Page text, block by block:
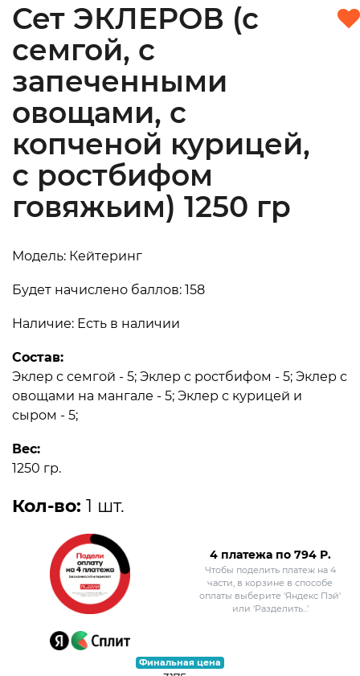
Сет ЭКЛЕРОВ (с
семгой, с
запеченными
овощами, с
копченой курицей,
с ростбифом
говяжьим) 1250 гр
Модель: Кейтеринг
Будет начислено баллов: 158
Наличие: Есть в наличии
Состав:
Эклер с семгой - 5; Эклер с ростбифом - 5; Эклер с
овощами на мангале - 5; Эклер с курицей и
сыром - 5;
Вес:
1250 гр.
Кол-во: 1 шт.
4 платежа по 794Р.
Чтобы поделить платеж на 4
части, в корзине в способе
оплаты выберите 'Яндекс Пэй'
или 'Разделить...'
Финальная цена